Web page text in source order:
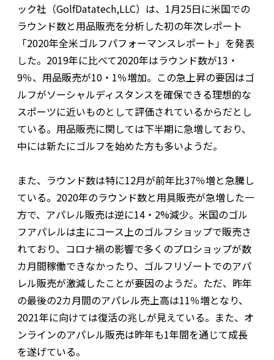
ック社（GolfDatatech,LLC）は、1月25日に米国での
ラウンド数と用品販売を分析した初の年次レポート
「2020年全米ゴルフパフォーマンスレポート」を発表
した。2019年に比べて2020年はラウンド数が13・
9％、用品販売が10・1％増加。この急上昇の要因はゴ
ルフがソーシャルディスタンスを確保できる理想的な
スポーツに近いものとして評価されているからだとし
ている。用品販売に関しては下半期に急増しており、
中には新たにゴルフを始めた方も多いようだ。
また、ラウンド数は特に12月が前年比37％増と急騰し
ている。2020年のラウンド数と用具販売が急増した一
方で、アパレル販売は逆に14・2%減少。米国のゴル
フアパレルは主にコース上のゴルフショップで販売さ
れており、コロナ禍の影響で多くのプロショップが数
カ月間稼働できなかったり、ゴルフリゾートでのアパ
レル販売が激減したことが要因のようだ。ただ、昨年
の最後の2カ月間のアパレル売上高は11％増となり、
2021年に向けては復活の兆しが見えている。また、オ
ンラインのアパレル販売は昨年も1年間を通じて成長
を遂げている。